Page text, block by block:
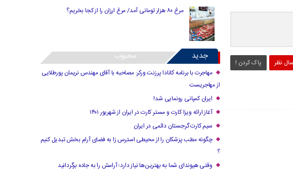
نظر پاک کردن !
مرغ ۸۰ هزار تومانی آمد/ مرغ ارزان را از کجا بخریم؟
جدید محبوب
مهاجرت با برنامه کانادا پرزنت ورکر: مصاحبه با آقای مهندس نریمان پورطلایی
از مهاجریست
ایران کمپانی رونمایی شد!
آغاز ارائه ویزا کارت و مستر کارت در ایران از شهریور ۱۴۰۱
سیم کارت گرجستان دائمی در ایران
چگونه مطب پزشکان را از محیطی استرس زا به فضای آرام بخش تبدیل کنیم
؟
وقتی هیوندای شما به بهترین‌ها نیاز دارد؛ آرامش را به جاده برگردانید